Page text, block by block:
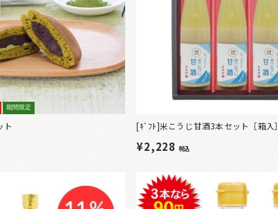
期間限定
ト [ｷﾞﾌﾄ]米こうじ甘酒3本セット［箱入］
¥2,228 税込